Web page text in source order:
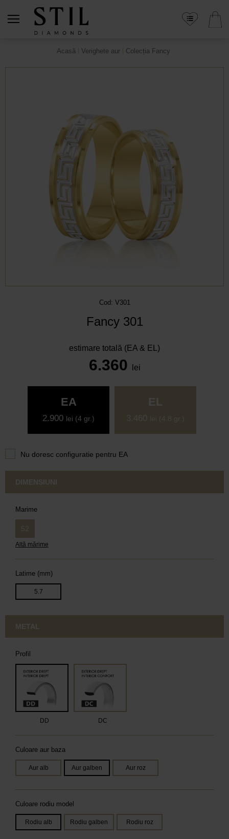
Acasă Verighete aur Colecția Fancy
Cod: V301
Fancy 301
EA
2.900 lei (4 gr.)
EL
3.460 lei (4.8 gr.)
estimare totală (EA & EL)
6.360 lei
Nu doresc configuratie pentru EA
DIMENSIUNI
Marime
52
Altă mărime
Latime (mm)
5.7
METAL
Profil
DD DC
Culoare aur baza
Aur alb Aur galben Aur roz
Culoare rodiu model
Rodiu alb Rodiu galben Rodiu roz